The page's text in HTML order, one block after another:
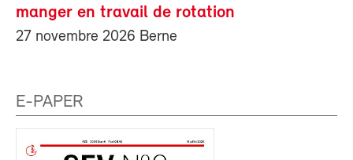
manger en travail de rotation
27 novembre 2026 Berne
E-PAPER